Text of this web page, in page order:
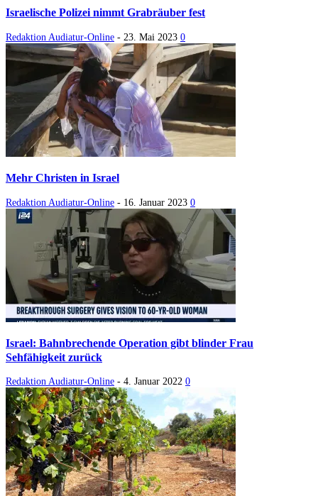
Israelische Polizei nimmt Grabräuber fest
Redaktion Audiatur-Online - 23. Mai 2023 0
Mehr Christen in Israel
Redaktion Audiatur-Online - 16. Januar 2023 0
Israel: Bahnbrechende Operation gibt blinder Frau
Sehfähigkeit zurück
Redaktion Audiatur-Online - 4. Januar 2022 0